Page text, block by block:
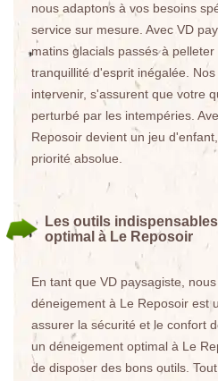
nous adaptons à vos besoins
service sur mesure. Avec VD
matins glacials passés à
tranquillité d'esprit inégalée.
intervenir, s'assurent que votre
perturbé par les intempéries.
Reposoir devient un jeu
priorité absolue.
Les outils
optimal à Le Reposoir
En tant que VD paysagiste,
déneigement à Le Reposoir est
assurer la sécurité et le confort
un déneigement optimal à Le
de disposer des bons outils.